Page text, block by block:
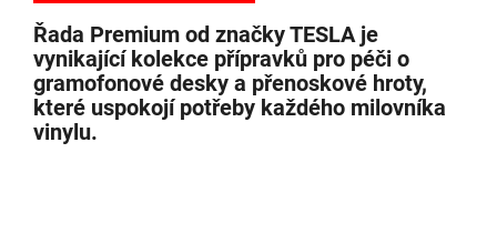
Řada Premium od značky TESLA je
vynikající kolekce přípravků pro péči o
gramofonové desky a přenoskové hroty,
které uspokojí potřeby každého milovníka
vinylu.